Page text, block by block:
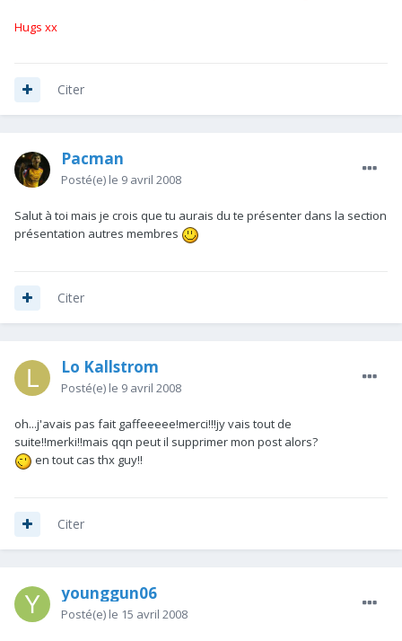
Hugs xx
Citer
Pacman
Posté(e) le 9 avril 2008
Salut à toi mais je crois que tu aurais du te présenter dans la section
présentation autres membres
Citer
Lo Kallstrom
Posté(e) le 9 avril 2008
oh...j'avais pas fait gaffeeeee!merci!!!jy vais tout de
suite!!merki!!mais qqn peut il supprimer mon post alors?
en tout cas thx guy!!
Citer
younggun06
Posté(e) le 15 avril 2008